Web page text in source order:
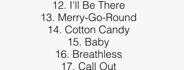
12. I'll Be There
13. Merry-Go-Round
14. Cotton Candy
15. Baby
16. Breathless
17. Call Out